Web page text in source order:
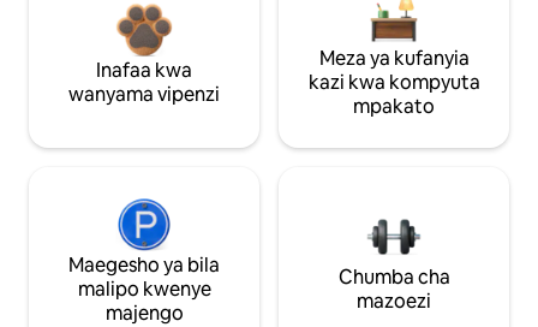
Inafaa kwa
wanyama vipenzi
Meza ya kufanyia
kazi kwa kompyuta
mpakato
Maegesho ya bila
malipo kwenye
majengo
Chumba cha
mazoezi